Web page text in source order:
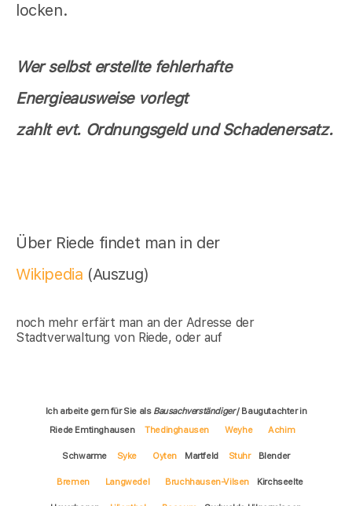
locken.
Wer selbst erstellte fehlerhafte
Energieausweise vorlegt
zahlt evt. Ordnungsgeld und Schadenersatz.
Über Riede findet man in der
Wikipedia (Auszug)
noch mehr erfärt man an der Adresse der
Stadtverwaltung von Riede, oder auf
Ich arbeite gern für Sie als Bausachverständiger/ Baugutachter in
Riede Emtinghausen
Thedinghausen Weyhe Achim
Schwarme Syke Oyten Martfeld Stuhr Blender
Bremen Langwedel Bruchhausen-Vilsen Kirchseelte